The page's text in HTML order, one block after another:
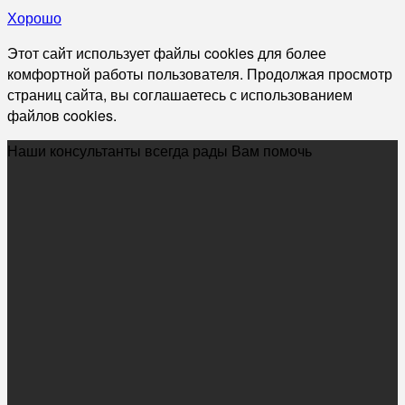
Хорошо
Этот сайт использует файлы cookies для более
комфортной работы пользователя. Продолжая просмотр
страниц сайта, вы соглашаетесь с использованием
файлов cookies.
Наши консультанты всегда рады Вам помочь